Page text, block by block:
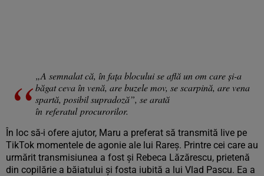
„A semnalat că, în fața blocului se află un om care și-a
băgat ceva în venă, are buzele mov, se scarpină, are vena
spartă, posibil supradoză”, se arată
în referatul procurorilor.
În loc să-i ofere ajutor, Maru a preferat să transmită live pe
TikTok momentele de agonie ale lui Rareș. Printre cei care au
urmărit transmisiunea a fost și Rebeca Lăzărescu, prietenă
din copilărie a băiatului și fosta iubită a lui Vlad Pascu. Ea a